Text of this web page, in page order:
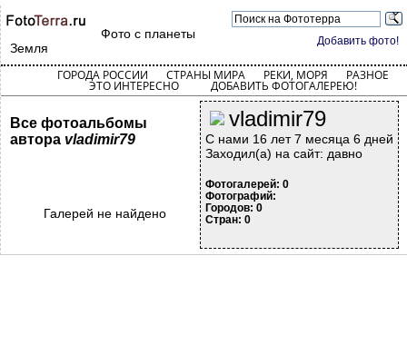
Добавить фото!
Фото с планеты
Земля
ГОРОДА РОССИИ СТРАНЫ МИРА РЕКИ, МОРЯ РАЗНОЕ
ЭТО ИНТЕРЕСНО ДОБАВИТЬ ФОТОГАЛЕРЕЮ!
vladimir79
С нами 16 лет 7 месяца 6 дней
Заходил(а) на сайт: давно
Фотогалерей: 0
Фотографий:
Городов: 0
Стран: 0
Все фотоальбомы
автора vladimir79
Галерей не найдено